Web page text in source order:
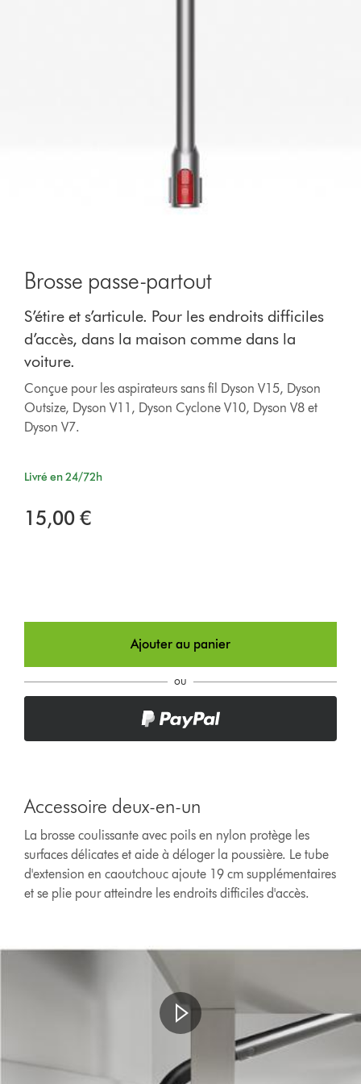
Brosse passe-partout
S’étire et s’articule. Pour les endroits difficiles
d’accès, dans la maison comme dans la
voiture.
Conçue pour les aspirateurs sans fil Dyson V15, Dyson
Outsize, Dyson V11, Dyson Cyclone V10, Dyson V8 et
Dyson V7.
Livré en 24/72h
15,00 €
Ajouter au panier
ou
Accessoire deux-en-un
La brosse coulissante avec poils en nylon protège les
surfaces délicates et aide à déloger la poussière. Le tube
d'extension en caoutchouc ajoute 19 cm supplémentaires
et se plie pour atteindre les endroits difficiles d'accès.